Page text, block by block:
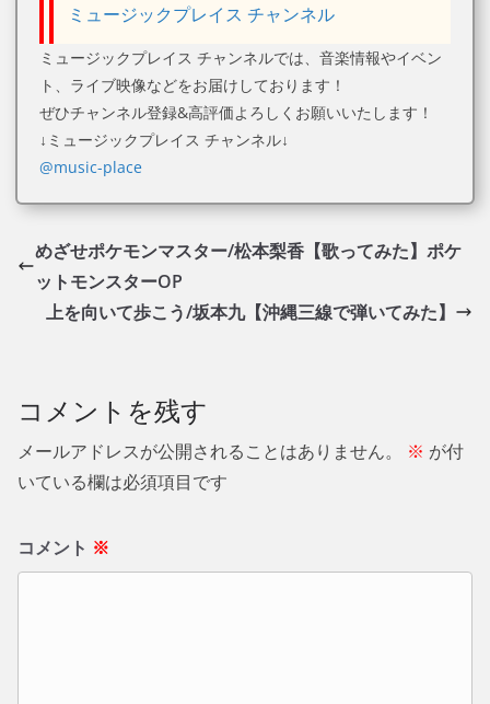
ミュージックプレイス チャンネル
ミュージックプレイス チャンネルでは、音楽情報やイベン
ト、ライブ映像などをお届けしております！
ぜひチャンネル登録&高評価よろしくお願いいたします！
↓ミュージックプレイス チャンネル↓
@music-place
めざせポケモンマスター/松本梨香【歌ってみた】ポケ
ットモンスターOP
上を向いて歩こう/坂本九【沖縄三線で弾いてみた】
コメントを残す
メールアドレスが公開されることはありません。 ※ が付
いている欄は必須項目です
コメント ※